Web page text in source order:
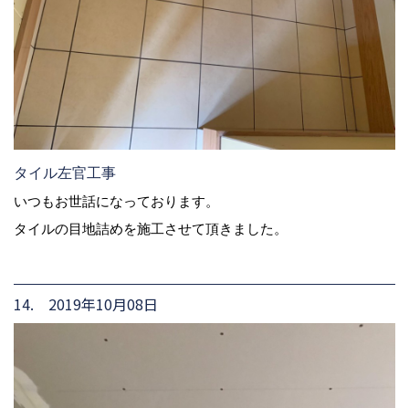
タイル左官工事
いつもお世話になっております。
タイルの目地詰めを施工させて頂きました。
14. 2019年10月08日